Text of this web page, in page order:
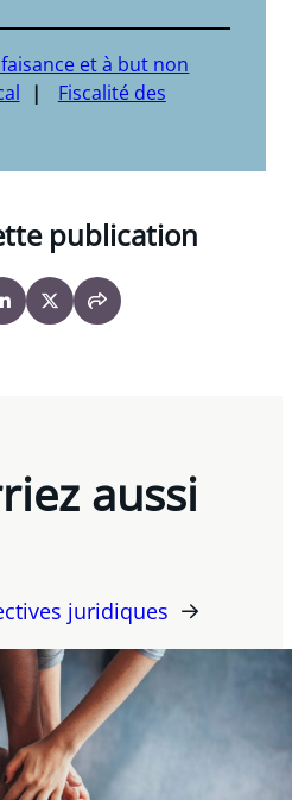
et à but non
Fiscalité des
publication
aussi
juridiques